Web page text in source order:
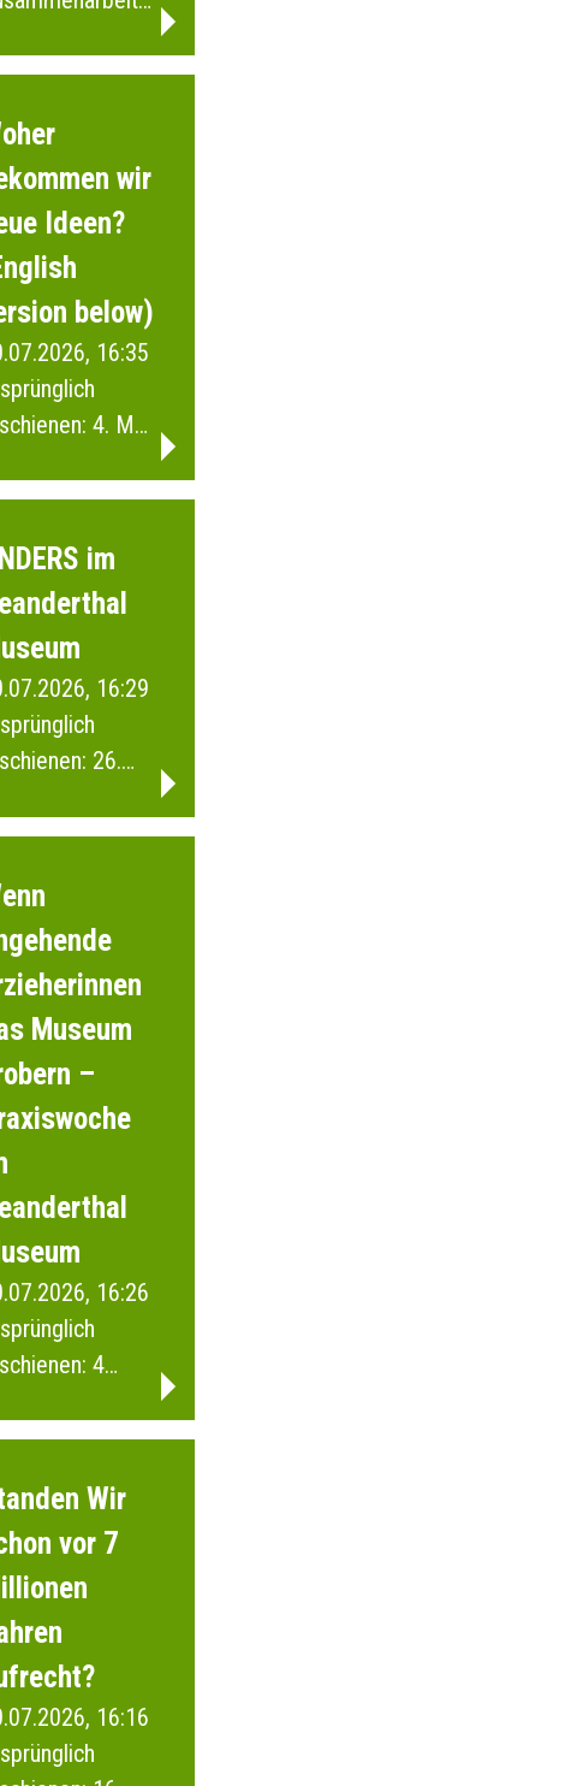
Schülern
Wuppertal.
wir
Ideen?
below)
16:35
4. Mai
im
16:29
26.
Museum
–
16:26
4
Wir
vor 7
16:16